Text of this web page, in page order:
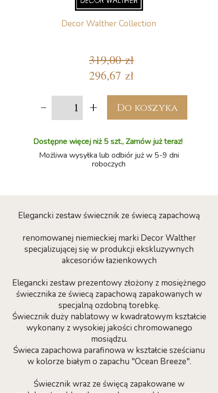
Decor Walther Collection
319,00 zł
296,67 zł
- + Do koszyka
Dostępne więcej niż 5 szt., Zamów już teraz!
Możliwa wysyłka lub odbiór już w 5-9 dni
roboczych
Elegancki zestaw świecznik ze świecą zapachową
renomowanej niemieckiej marki Decor Walther
specjalizującej się w produkcji ekskluzywnych
akcesoriów łazienkowych
Elegancki zestaw prezentowy złożony z mosiężnego
świecznika ze świecą zapachową zapakowanych w
specjalną ozdobną torebkę.
Świecznik duży nablatowy w kwadratowym kształcie
wykonany z wysokiej jakości chromowanego
mosiądzu.
Świeca zapachowa parafinowa w kształcie sześcianu
w kolorze białym o zapachu "Ocean Breeze".
Świecznik wraz ze święcą zapakowane w